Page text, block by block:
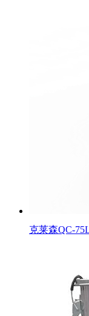
克莱森QC-